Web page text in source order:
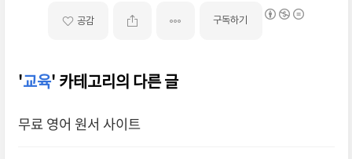
공감 구독하기
'교육' 카테고리의 다른 글
무료 영어 원서 사이트